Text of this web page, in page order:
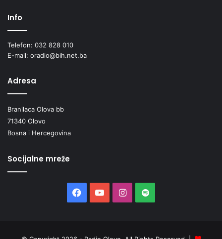
Info
Telefon: 032 828 010
E-mail: oradio@bih.net.ba
Adresa
Branilaca Olova bb
71340 Olovo
Bosna i Hercegovina
Socijalne mreže
FacebookYouTubeInstagram
Spotify